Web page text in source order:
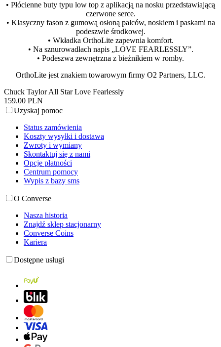
• Płócienne buty typu low top z aplikacją na nosku przedstawiającą
czerwone serce.
• Klasyczny fason z gumową osłoną palców, noskiem i paskami na
podeszwie środkowej.
• Wkładka OrthoLite zapewnia komfort.
• Na sznurowadłach napis „LOVE FEARLESSLY”.
• Podeszwa zewnętrzna z bieżnikiem w romby.
OrthoLite jest znakiem towarowym firmy O2 Partners, LLC.
Chuck Taylor All Star Love Fearlessly
159.00 PLN
Uzyskaj pomoc
Status zamówienia
Koszty wysyłki i dostawa
Zwroty i wymiany
Skontaktuj się z nami
Opcje płatności
Centrum pomocy
Wypis z bazy sms
O Converse
Nasza historia
Znajdź sklep stacjonarny
Converse Coins
Kariera
Dostępne usługi